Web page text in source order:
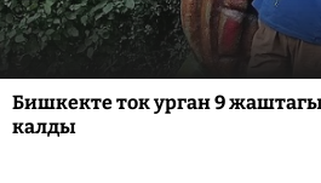
Бишкекте ток урган 9
калды